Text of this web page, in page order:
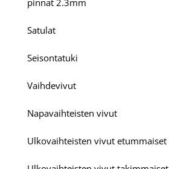
pinnat 2.3mm
Satulat
Seisontatuki
Vaihdevivut
Napavaihteisten vivut
Ulkovaihteisten vivut etummaiset